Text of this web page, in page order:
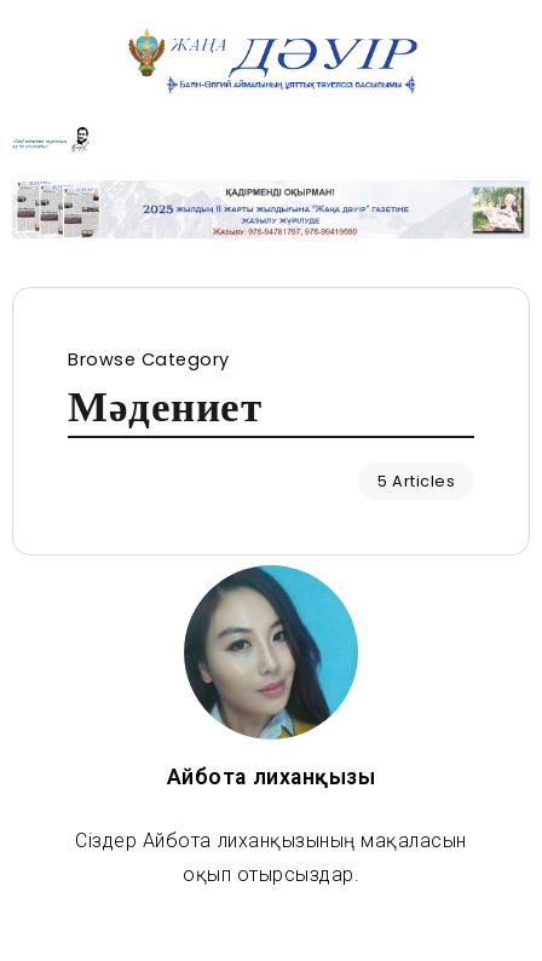
Browse Category
Мәдениет
5 Articles
Айбота Әлиханқызы
Сіздер Айбота Әлиханқызының мақаласын
оқып отырсыздар.